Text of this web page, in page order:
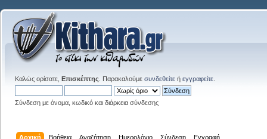
Καλώς ορίσατε, Επισκέπτης . Παρακαλούμε συνδεθείτε ή εγγραφείτε
Σύνδεση με όνομα, κωδικό και διάρκεια σύνδεσης
Αρχική Βοήθεια Αναζήτηση Ημερολόγιο Σύνδεση Εγγραφή